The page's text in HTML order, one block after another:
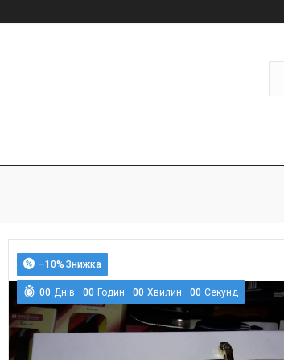
–10%
00 Днів 00 Годин 00 Хвилин 00 Секунд